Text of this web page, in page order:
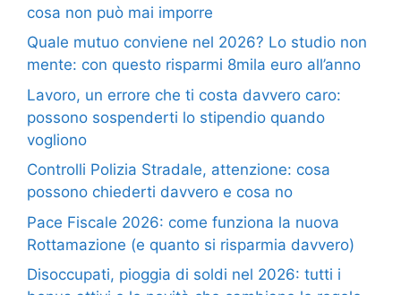
cosa non può mai imporre
Quale mutuo conviene nel 2026? Lo studio non
mente: con questo risparmi 8mila euro all’anno
Lavoro, un errore che ti costa davvero caro:
possono sospenderti lo stipendio quando
vogliono
Controlli Polizia Stradale, attenzione: cosa
possono chiederti davvero e cosa no
Pace Fiscale 2026: come funziona la nuova
Rottamazione (e quanto si risparmia davvero)
Disoccupati, pioggia di soldi nel 2026: tutti i